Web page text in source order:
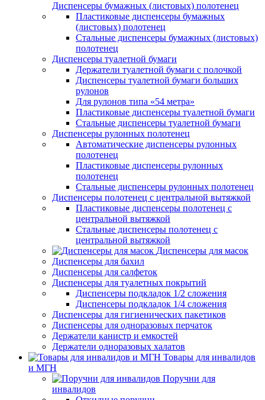
Диспенсеры бумажных (листовых) полотенец
Пластиковые диспенсеры бумажных
(листовых) полотенец
Стальные диспенсеры бумажных (листовых)
полотенец
Диспенсеры туалетной бумаги
Держатели туалетной бумаги с полочкой
Диспенсеры туалетной бумаги больших
рулонов
Для рулонов типа «54 метра»
Пластиковые диспенсеры туалетной бумаги
Стальные диспенсеры туалетной бумаги
Диспенсеры рулонных полотенец
Автоматические диспенсеры рулонных
полотенец
Пластиковые диспенсеры рулонных
полотенец
Стальные диспенсеры рулонных полотенец
Диспенсеры полотенец с центральной вытяжкой
Пластиковые диспенсеры полотенец с
центральной вытяжкой
Стальные диспенсеры полотенец с
центральной вытяжкой
Диспенсеры для масок
Диспенсеры для бахил
Диспенсеры для салфеток
Диспенсеры для туалетных покрытий
Диспенсеры подкладок 1/2 сложения
Диспенсеры подкладок 1/4 сложения
Диспенсеры для гигиенических пакетиков
Диспенсеры для одноразовых перчаток
Держатели канистр и емкостей
Держатели одноразовых халатов
Товары для инвалидов
и МГН
Поручни для
инвалидов